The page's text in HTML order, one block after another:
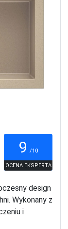
9 /10
OCENA EKSPERTA
design
Wykonany z
i